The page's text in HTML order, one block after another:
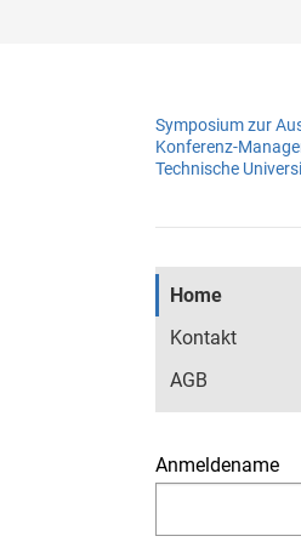
Symposium zur
Konferenz-
Technische
Home
Kontakt
AGB
Anmeldename